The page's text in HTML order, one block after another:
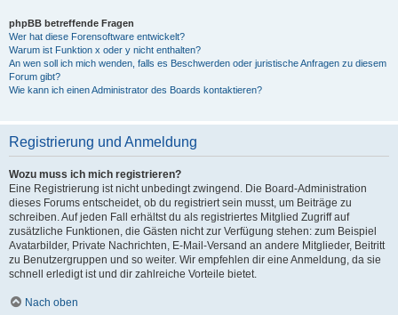
phpBB betreffende Fragen
Wer hat diese Forensoftware entwickelt?
Warum ist Funktion x oder y nicht enthalten?
An wen soll ich mich wenden, falls es Beschwerden oder juristische Anfragen zu diesem
Forum gibt?
Wie kann ich einen Administrator des Boards kontaktieren?
Registrierung und Anmeldung
Wozu muss ich mich registrieren?
Eine Registrierung ist nicht unbedingt zwingend. Die Board-Administration
dieses Forums entscheidet, ob du registriert sein musst, um Beiträge zu
schreiben. Auf jeden Fall erhältst du als registriertes Mitglied Zugriff auf
zusätzliche Funktionen, die Gästen nicht zur Verfügung stehen: zum Beispiel
Avatarbilder, Private Nachrichten, E-Mail-Versand an andere Mitglieder, Beitritt
zu Benutzergruppen und so weiter. Wir empfehlen dir eine Anmeldung, da sie
schnell erledigt ist und dir zahlreiche Vorteile bietet.
Nach oben